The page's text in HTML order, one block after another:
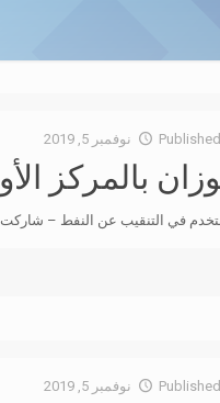
نوفمبر 5, 2019
بالمركز
في التنقيب عن النفط – شاركت
نوفمبر 5, 2019